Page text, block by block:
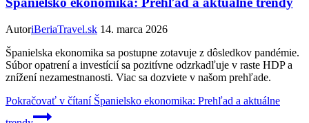
AutoriBeriaTravel.sk 14. marca 2026
Španielska ekonomika sa postupne zotavuje z dôsledkov pandémie.
Súbor opatrení a investícií sa pozitívne odzrkadľuje v raste HDP a
znížení nezamestnanosti. Viac sa dozviete v našom prehľade.
Pokračovať v čítaníŠpanielsko ekonomika: Prehľad a aktuálne